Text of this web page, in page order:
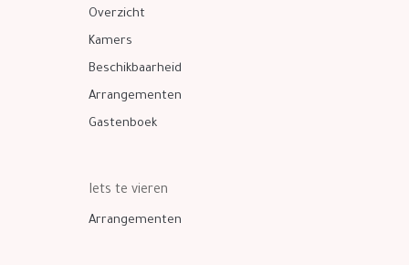
Overzicht
Kamers
Beschikbaarheid
Arrangementen
Gastenboek
Iets te vieren
Arrangementen